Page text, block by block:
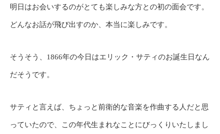
明日はお会いするのがとても楽しみな方との初の面会です。
どんなお話が飛び出すのか、本当に楽しみです。
そうそう、1866年の今日はエリック・サティのお誕生日なん
だそうです。
サティと言えば、ちょっと前衛的な音楽を作曲する人だと思
っていたので、この年代生まれなことにびっくりいたしまし